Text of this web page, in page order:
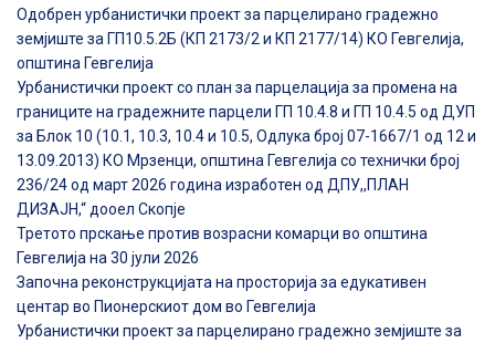
Одобрен урбанистички проект за парцелирано градежно
земјиште за ГП10.5.2Б (КП 2173/2 и КП 2177/14) КО Гевгелија,
општина Гевгелија
Урбанистички проект со план за парцелација за промена на
границите на градежните парцели ГП 10.4.8 и ГП 10.4.5 од ДУП
за Блок 10 (10.1, 10.3, 10.4 и 10.5, Одлука број 07-1667/1 од 12 и
13.09.2013) КО Мрзенци, општина Гевгелија со технички број
236/24 од март 2026 година изработен од ДПУ,,ПЛАН
ДИЗАЈН,“ дооел Скопје
Третото прскање против возрасни комарци во општина
Гевгелија на 30 јули 2026
Започна реконструкцијата на просторија за едукативен
центар во Пионерскиот дом во Гевгелија
Урбанистички проект за парцелирано градежно земјиште за